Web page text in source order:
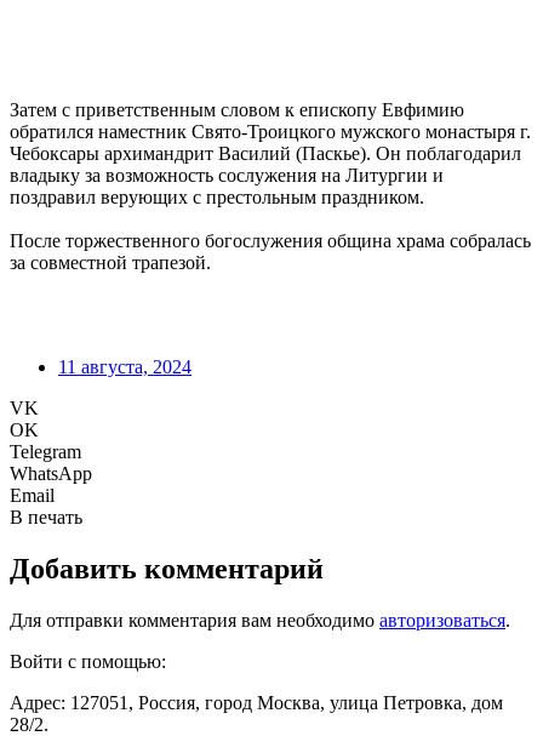
Затем с приветственным словом к епископу Евфимию
обратился наместник Свято-Троицкого мужского монастыря г.
Чебоксары архимандрит Василий (Паскье). Он поблагодарил
владыку за возможность сослужения на Литургии и
поздравил верующих с престольным праздником.
После торжественного богослужения община храма собралась
за совместной трапезой.
11 августа, 2024
VK
OK
Telegram
WhatsApp
Email
В печать
Добавить комментарий
Для отправки комментария вам необходимо авторизоваться.
Войти с помощью:
Адрес: 127051, Россия, город Москва, улица Петровка, дом
28/2.